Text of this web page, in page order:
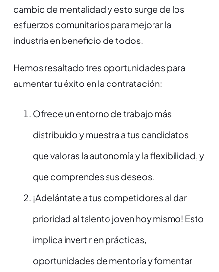
cambio de mentalidad y esto surge de los
esfuerzos comunitarios para mejorar la
industria en beneficio de todos.
Hemos resaltado tres oportunidades para
aumentar tu éxito en la contratación:
Ofrece un entorno de trabajo más
distribuido y muestra a tus candidatos
que valoras la autonomía y la flexibilidad, y
que comprendes sus deseos.
¡Adelántate a tus competidores al dar
prioridad al talento joven hoy mismo! Esto
implica invertir en prácticas,
oportunidades de mentoría y fomentar